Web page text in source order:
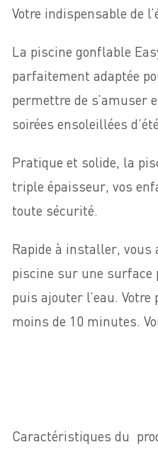
Votre indispensable de
La piscine gonflable
parfaitement adaptée
permettre de s’amuser
soirées ensoleillées
Pratique et solide, la
triple épaisseur, vos
toute sécurité.
Rapide à installer, vous
piscine sur une surface
puis ajouter l’eau. Votre
moins de 10 minutes.
Caractéristiques du